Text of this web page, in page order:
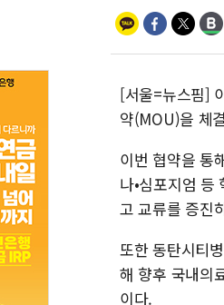
[서울=뉴스핌]
약(MOU)을 체
이번 협약을 통
나•심포지엄
고 교류를 증진
또한 동탄시티
해 향후 국내의
이다.